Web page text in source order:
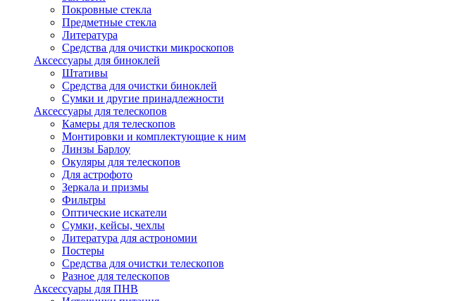
Покровные стекла
Предметные стекла
Литература
Средства для очистки микроскопов
Аксессуары для биноклей
Штативы
Средства для очистки биноклей
Сумки и другие принадлежности
Аксессуары для телескопов
Камеры для телескопов
Монтировки и комплектующие к ним
Линзы Барлоу
Окуляры для телескопов
Для астрофото
Зеркала и призмы
Фильтры
Оптические искатели
Сумки, кейсы, чехлы
Литература для астрономии
Постеры
Средства для очистки телескопов
Разное для телескопов
Аксессуары для ПНВ